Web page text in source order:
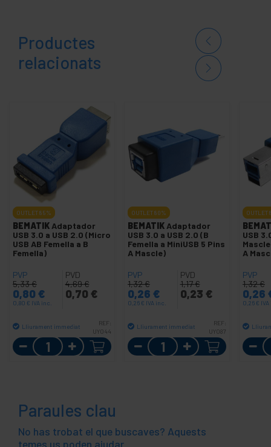
Productes
relacionats
OUTLET85%
BEMATIK Adaptador
USB 3.0 a USB 2.0 (Micro
USB AB Femella a B
Femella)
PVP
5,33€
0,80 €
0,80 € IVA inc.
PVD
4,69€
0,70 €
Lliurament immediat
REF:
UY044
Quantitat
OUTLET80%
BEMATIK Adaptador
USB 3.0 a USB 2.0 (B
Femella a MiniUSB 5 Pins
A Mascle)
PVP
1,32€
0,26 €
0,26 € IVA inc.
PVD
1,17€
0,23 €
Lliurament immediat
REF:
UY087
Quantitat
OUTLET
USB
A
PVP
1,32€
0,26
0,26 €
Paraules clau
No has trobat el que buscaves? Aquests
temes us poden ajudar